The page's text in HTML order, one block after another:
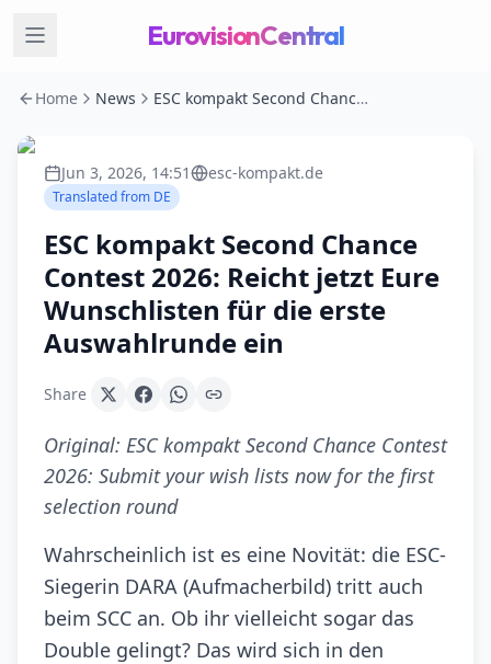
EurovisionCentral
Home News ESC kompakt Second Chance Contest 2026: Reicht jetzt Eure Wunschlisten für die erste Auswahlrunde ein
Jun 3, 2026, 14:51 esc-kompakt.de
Translated from DE
ESC kompakt Second Chance
Contest 2026: Reicht jetzt Eure
Wunschlisten für die erste
Auswahlrunde ein
Share
Original: ESC kompakt Second Chance Contest
2026: Submit your wish lists now for the first
selection round
Wahrscheinlich ist es eine Novität: die ESC-
Siegerin DARA (Aufmacherbild) tritt auch
beim SCC an. Ob ihr vielleicht sogar das
Double gelingt? Das wird sich in den